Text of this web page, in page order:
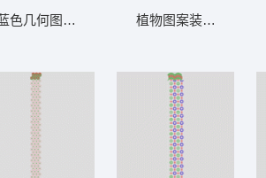
帘
色几何图案装饰带 窗帘植物图案装饰设计 窗帘